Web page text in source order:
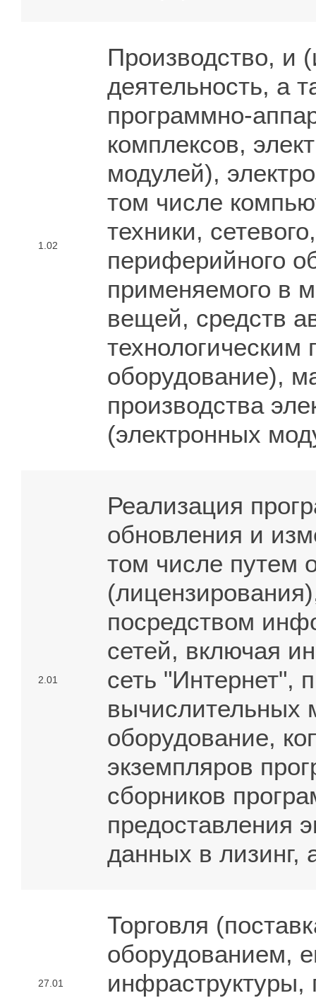
1.02
Производство, и
деятельность, а
программно-
комплексов,
модулей),
том числе
техники,
периферийного
применяемого в
вещей, средств
оборудование),
производства
(электронных
2.01
Реализация
обновления и
том числе путем
посредством
сетей, включая
сеть "Интернет",
вычислительных
оборудование,
экземпляров
сборников
предоставления
данных в лизинг,
27.01
Торговля
оборудованием,
инфраструктуры,